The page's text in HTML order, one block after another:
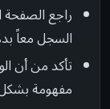
راجع
السجل معاً
تأكد من أن
مفهومة